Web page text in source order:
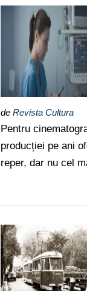
de Revista Cultura
Pentru
producției pe ani
reper, dar nu cel